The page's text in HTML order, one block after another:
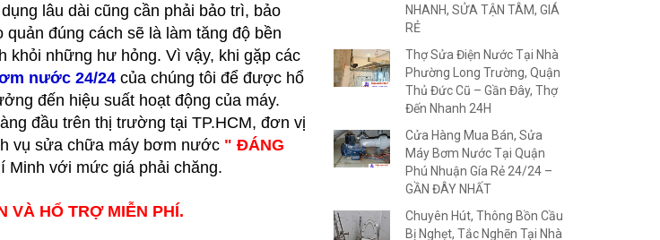
lâu dài cũng cần phải bảo trì, bảo
đúng cách sẽ là làm tăng độ bền
khỏi những hư hỏng. Vì vậy, khi gặp các
nước 24/24 của chúng tôi để được hổ
đến hiệu suất hoạt động của máy.
đầu trên thị trường tại TP.HCM, đơn vị
vụ sửa chữa máy bơm nước " ĐÁNG
Minh với mức giá phải chăng.
VÀ HỔ TRỢ MIỄN PHÍ.
NHANH, SỬA TẬN TÂM, GIÁ
RẺ
Thợ Sửa Điện Nước Tại Nhà
Phường Long Trường, Quận
Thủ Đức Cũ – Gần Đây, Thợ
Đến Nhanh 24H
Cửa Hàng Mua Bán, Sửa
Máy Bơm Nước Tại Quận
Phú Nhuận Gía Rẻ 24/24 –
GẦN ĐÂY NHẤT
Chuyên Hút, Thông Bồn Cầu
Bị Nghẹt, Tắc Nghẽn Tại Nhà